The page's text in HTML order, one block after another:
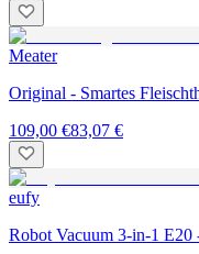
Meater
Original - Smartes
109,00 €83,07 €
eufy
Robot Vacuum 3-in-1 E20